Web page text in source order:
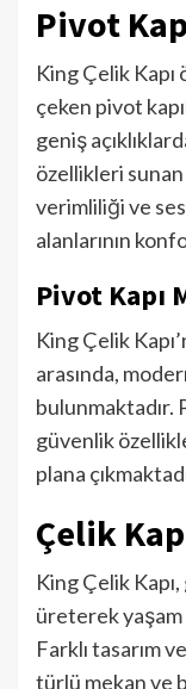
Pivot
King Çelik Kapı
çeken pivot
geniş
özellikleri
verimliliği ve ses
alanlarının
Pivot Kapı
King Çelik
arasında,
bulunmaktadır.
güvenlik
plana
Çelik
King Çelik
üreterek yaşam
Farklı tasarım
türlü mekan ve